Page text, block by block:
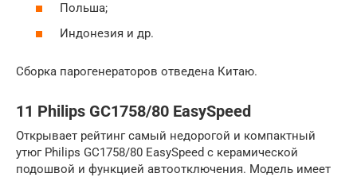
Польша;
Индонезия и др.
Сборка парогенераторов отведена Китаю.
11 Philips GC1758/80 EasySpeed
Открывает рейтинг самый недорогой и компактный
утюг Philips GC1758/80 EasySpeed с керамической
подошвой и функцией автоотключения. Модель имеет